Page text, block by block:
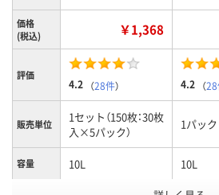
価格
(税込)
￥1,368
評価
4.2 （28件） 4.2 （
販売単位
1セット（150枚：30枚
入×5パック）
1パック
容量 10L 10L